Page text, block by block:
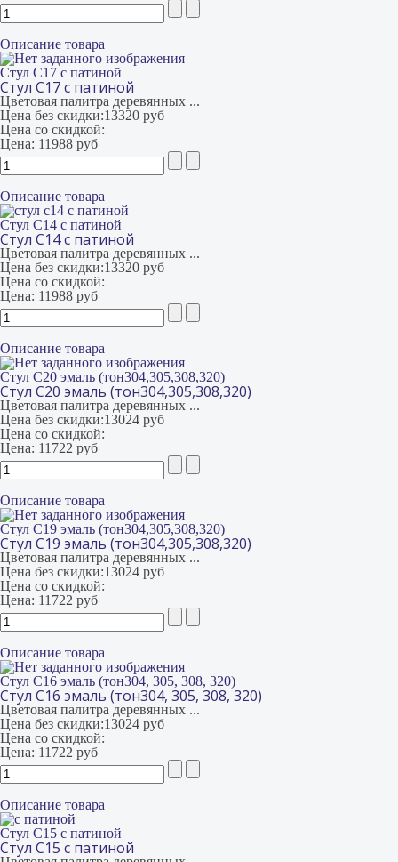
Описание товара
Стул С17 с патиной
Стул С17 с патиной
Цветовая палитра деревянных ...
Цена без скидки:13320 руб
Цена со скидкой:
Цена: 11988 руб
Описание товара
Стул С14 с патиной
Стул С14 с патиной
Цветовая палитра деревянных ...
Цена без скидки:13320 руб
Цена со скидкой:
Цена: 11988 руб
Описание товара
Стул С20 эмаль (тон304,305,308,320)
Стул С20 эмаль (тон304,305,308,320)
Цветовая палитра деревянных ...
Цена без скидки:13024 руб
Цена со скидкой:
Цена: 11722 руб
Описание товара
Стул С19 эмаль (тон304,305,308,320)
Стул С19 эмаль (тон304,305,308,320)
Цветовая палитра деревянных ...
Цена без скидки:13024 руб
Цена со скидкой:
Цена: 11722 руб
Описание товара
Стул С16 эмаль (тон304, 305, 308, 320)
Стул С16 эмаль (тон304, 305, 308, 320)
Цветовая палитра деревянных ...
Цена без скидки:13024 руб
Цена со скидкой:
Цена: 11722 руб
Описание товара
Стул С15 с патиной
Стул С15 с патиной